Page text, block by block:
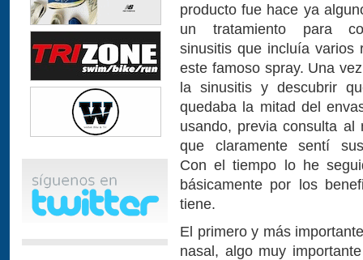
producto fue hace ya
un tratamiento para
sinusitis que incluía varios
este famoso spray. Una
la sinusitis y descubrir
quedaba la mitad del
usando, previa consulta al
que claramente sentí
Con el tiempo lo he
básicamente por los
tiene.
El primero y más
nasal, algo muy